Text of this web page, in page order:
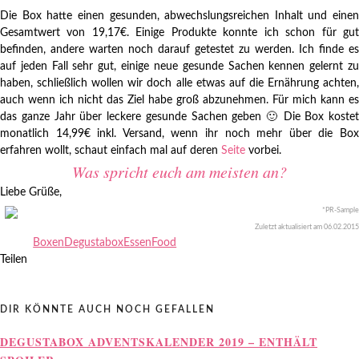
Die Box hatte einen gesunden, abwechslungsreichen Inhalt und einen
Gesamtwert von 19,17€. Einige Produkte konnte ich schon für gut
befinden, andere warten noch darauf getestet zu werden. Ich finde es
auf jeden Fall sehr gut, einige neue gesunde Sachen kennen gelernt zu
haben, schließlich wollen wir doch alle etwas auf die Ernährung achten,
auch wenn ich nicht das Ziel habe groß abzunehmen. Für mich kann es
das ganze Jahr über leckere gesunde Sachen geben 🙂 Die Box kostet
monatlich 14,99€ inkl. Versand, wenn ihr noch mehr über die Box
erfahren wollt, schaut einfach mal auf deren Seite vorbei.
Was spricht euch am meisten an?
Liebe Grüße,
*PR-Sample
Zuletzt aktualisiert am 06.02.2015
Boxen DegustaboxEssen Food
Teilen
DIR KÖNNTE AUCH NOCH GEFALLEN
DEGUSTABOX ADVENTSKALENDER 2019 – ENTHÄLT